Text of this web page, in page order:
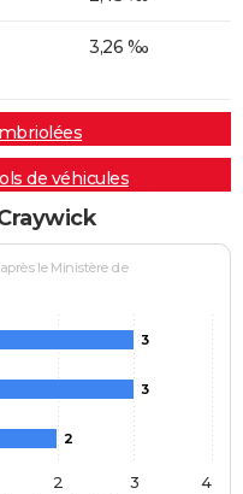
3,26 ‰
de véhicules
le Ministère de
3
3
2
2 3 4